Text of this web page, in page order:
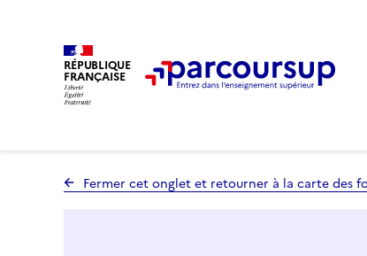
RÉPUBLIQUE
FRANÇAISE
Fermer cet onglet et retourner à la carte des